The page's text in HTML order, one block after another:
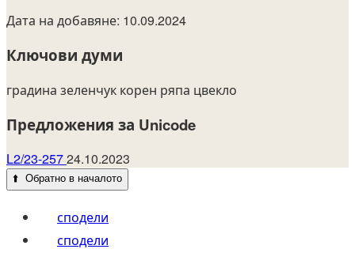
Дата на добавяне: 10.09.2024
Ключови думи
градина зеленчук корен ряпа цвекло
Предложения за Unicode
L2/23-25724.10.2023
⬆️ Обратно в началото
сподели
сподели